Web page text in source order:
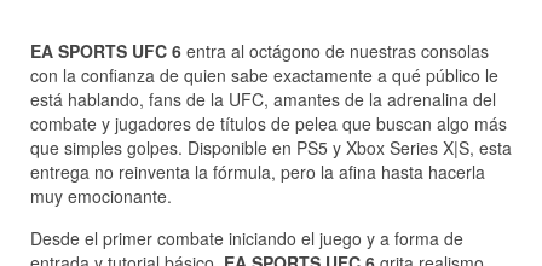
EA SPORTS UFC 6 entra al octágono de nuestras consolas
con la confianza de quien sabe exactamente a qué público le
está hablando, fans de la UFC, amantes de la adrenalina del
combate y jugadores de títulos de pelea que buscan algo más
que simples golpes. Disponible en PS5 y Xbox Series X|S, esta
entrega no reinventa la fórmula, pero la afina hasta hacerla
muy emocionante.
Desde el primer combate iniciando el juego y a forma de